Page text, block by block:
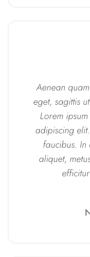
Aenean
eget, sagittis
Lorem
adipiscing
faucibus.
aliquet,